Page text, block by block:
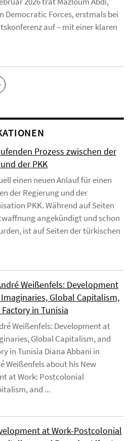
Democratic Forces, erstmals bei
auf – mit einer klaren
Prozess zwischen der
der PKK
einen neuen Anlauf für einen
der Regierung und der
PKK. Während auf Seiten
angekündigt und schon
ist auf Seiten der türkischen
Weißenfels: Development
Global Capitalism,
in Tunisia
Weißenfels: Development at
Global Capitalism, and
in Tunisia Diana Abbani in
Weißenfels about his New
at Work: Postcolonial
and ...
at Work-Postcolonial